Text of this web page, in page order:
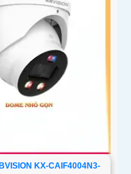
KX-CAIF4004N3-